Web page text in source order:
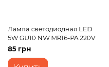
Лампа светодиодная LED
5W GU10 NW MR16-PA 220V
85 грн